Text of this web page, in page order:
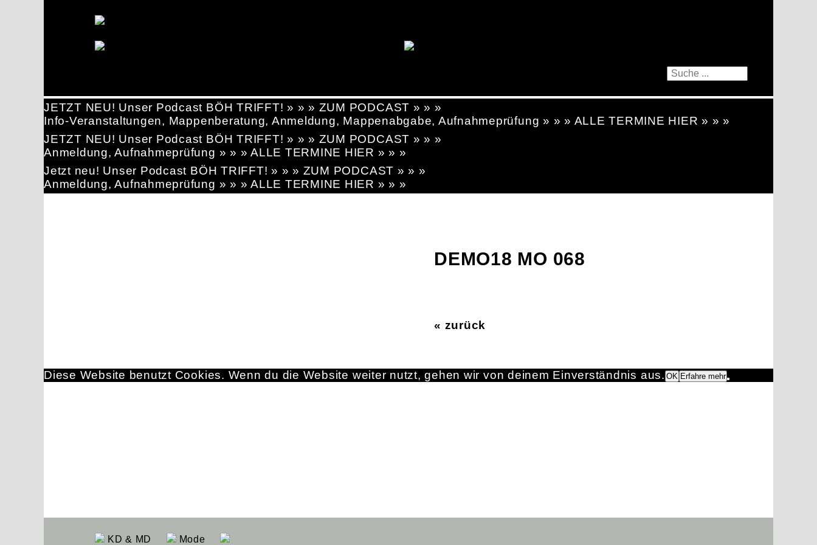
JETZT NEU! Unser Podcast BÖH TRIFFT! » » » ZUM PODCAST » » »
Info-Veranstaltungen, Mappenberatung, Anmeldung, Mappenabgabe, Aufnahmeprüfung » » » ALLE TERMINE HIER » » »
JETZT NEU! Unser Podcast BÖH TRIFFT! » » » ZUM PODCAST » » »
Anmeldung, Aufnahmeprüfung » » » ALLE TERMINE HIER » » »
Jetzt neu! Unser Podcast BÖH TRIFFT! » » » ZUM PODCAST » » »
Anmeldung, Aufnahmeprüfung » » » ALLE TERMINE HIER » » »
DEMO18 MO 068
« zurück
KD & MD Mode
Diese Website benutzt Cookies. Wenn du die Website weiter nutzt, gehen wir von deinem Einverständnis aus. OK Erfahre mehr